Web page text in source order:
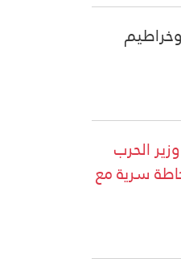
الحرب
سرية مع